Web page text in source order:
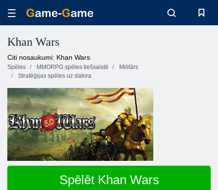
Khan Wars
Citi nosaukumi: Khan Wars
Spēles MMORPG spēles tiešsaistē
Militārs
Stratēģijas spēles uz datora
Spēlēt Khan Wars